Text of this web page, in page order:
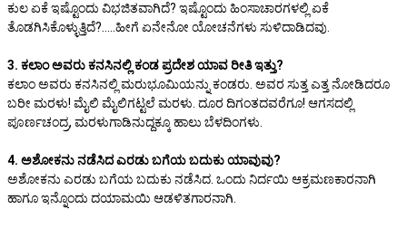
ಕುಲ ಏಕೆ ಇಷ್ಟೊಂದು ವಿಭಜಿತವಾಗಿದೆ? ಇಷ್ಟೊಂದು ಹಿಂಸಾಚಾರಗಳಲ್ಲಿ ಏಕೆ
ತೊಡಗಿಸಿಕೊಳ್ಳುತ್ತಿದೆ?.....ಹೀಗೆ ಏನೇನೋ ಯೋಚನೆಗಳು ಸುಳಿದಾಡಿದವು.
3. ಕಲಾಂ ಅವರು ಕನಸಿನಲ್ಲಿ ಕಂಡ ಪ್ರದೇಶ ಯಾವ ರೀತಿ ಇತ್ತು?
ಕಲಾಂ ಅವರು ಕನಸಿನಲ್ಲಿ ಮರುಭೂಮಿಯನ್ನು ಕಂಡರು. ಅವರ ಸುತ್ತ ಎತ್ತ ನೋಡಿದರೂ
ಬರೀ ಮರಳು! ಮೈಲಿ ಮೈಲಿಗಟ್ಟಲೆ ಮರಳು. ದೂರ ದಿಗಂತದವರೆಗೂ! ಆಗಸದಲ್ಲಿ
ಪೂರ್ಣಚಂದ್ರ, ಮರಳುಗಾಡಿನುದ್ದಕ್ಕೂ ಹಾಲು ಬೆಳದಿಂಗಳು.
4. ಅಶೋಕನು ನಡೆಸಿದ ಎರಡು ಬಗೆಯ ಬದುಕು ಯಾವುವು?
ಅಶೋಕನು ಎರಡು ಬಗೆಯ ಬದುಕು ನಡೆಸಿದ. ಒಂದು ನಿರ್ದಯಿ ಆಕ್ರಮಣಕಾರನಾಗಿ
ಹಾಗೂ ಇನ್ನೊಂದು ದಯಾಮಯಿ ಆಡಳಿತಗಾರನಾಗಿ.